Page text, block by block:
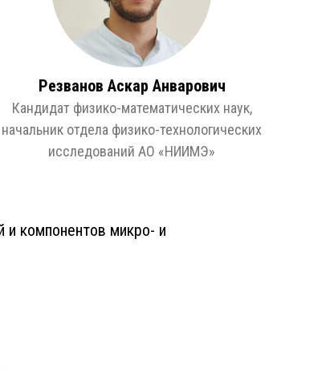
Резванов Аскар Анварович
Кандидат физико-математических наук,
начальник отдела физико-технологических
исследований АО «НИИМЭ»
и компонентов микро- и